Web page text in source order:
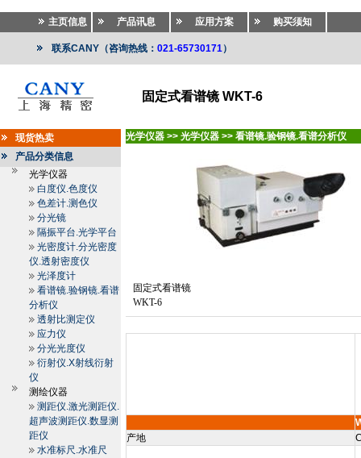
主页信息 产品讯息 应用方案 购买须知
联系CANY（咨询热线： 021-65730171）
固定式看谱镜 WKT-6
现货热卖
产品分类信息
光学仪器
白度仪.色度仪
色差计.测色仪
分光镜
隔振平台.光学平台
光密度计.分光密度
仪.透射密度仪
光泽度计
看谱镜.验钢镜.看谱
分析仪
透射比测定仪
应力仪
分光光度仪
衍射仪.X射线衍射
仪
测绘仪器
测距仪.激光测距仪.
超声波测距仪.数显测
距仪
水准标尺.水准尺
光学仪器 >> 光学仪器 >> 看谱镜.验钢镜.看谱分析仪
固定式看谱镜
WKT-6
产地